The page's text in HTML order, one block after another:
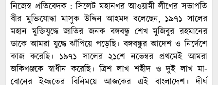
নিজেস্ব প্রতিবেদক : সিলেট মহানগর আওয়ামী লীগের সভাপতি
বীর মুক্তিযোদ্ধা মাসুক উদ্দিন আহমদ বলেছেন, ১৯৭১ সালের
মহান মুক্তিযুদ্ধে জাতির জনক বঙ্গবন্ধু শেখ মুজিবুর রহমানের
ডাকে আমরা যুদ্ধে ঝাঁপিয়ে পড়েছি। বঙ্গবন্ধুর আদেশ ও নির্দেশে
কাজ করেছি। ১৯৭১ সালের ২১শে নভেম্বর প্রথমেই আমরা
জকিগঞ্জকে স্বাধীন করেছি। ত্রিশ লাখ শহীদ ও দুই লাখ মা-
বোনের ইজ্জতের বিনিময়ে আজকের এই বাংলাদেশ। দীর্ঘ